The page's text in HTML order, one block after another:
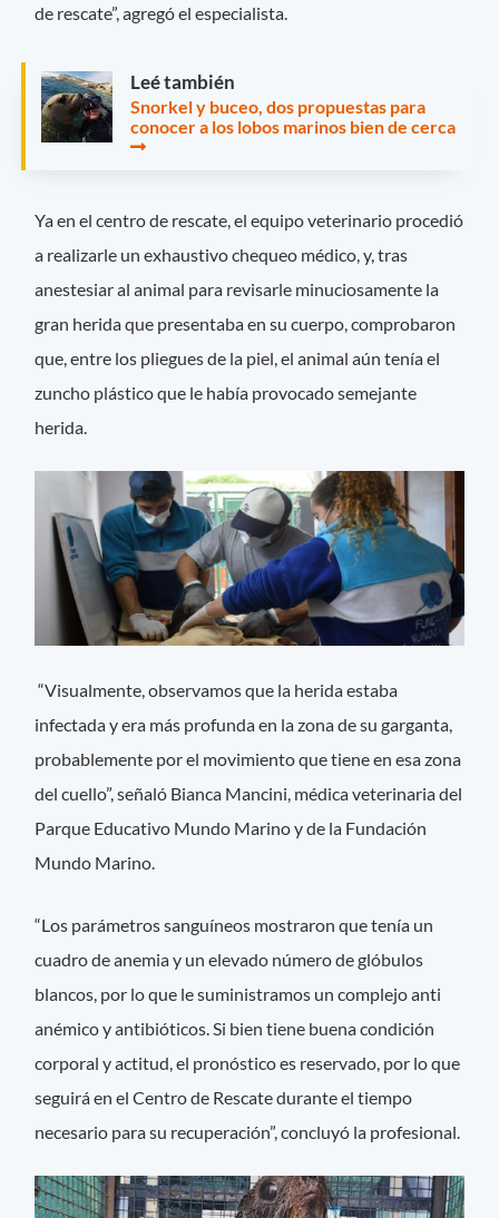
de rescate”, agregó el especialista.
Leé también
Snorkel y buceo, dos propuestas para
conocer a los lobos marinos bien de cerca
Ya en el centro de rescate, el equipo veterinario procedió
a realizarle un exhaustivo chequeo médico, y, tras
anestesiar al animal para revisarle minuciosamente la
gran herida que presentaba en su cuerpo, comprobaron
que, entre los pliegues de la piel, el animal aún tenía el
zuncho plástico que le había provocado semejante
herida.
“Visualmente, observamos que la herida estaba
infectada y era más profunda en la zona de su garganta,
probablemente por el movimiento que tiene en esa zona
del cuello”, señaló Bianca Mancini, médica veterinaria del
Parque Educativo Mundo Marino y de la Fundación
Mundo Marino.
“Los parámetros sanguíneos mostraron que tenía un
cuadro de anemia y un elevado número de glóbulos
blancos, por lo que le suministramos un complejo anti
anémico y antibióticos. Si bien tiene buena condición
corporal y actitud, el pronóstico es reservado, por lo que
seguirá en el Centro de Rescate durante el tiempo
necesario para su recuperación”, concluyó la profesional.